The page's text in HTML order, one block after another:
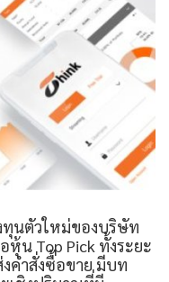
ทุนตัวใหม่ของบริษัท
น Top Pick ทั้งระยะ
งคำสั่งซื้อขาย มีบท